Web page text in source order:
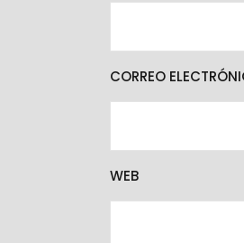
CORREO
WEB